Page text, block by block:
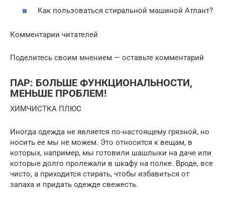
Как пользоваться стиральной машиной Атлант?
Комментарии читателей
Поделитесь своим мнением — оставьте комментарий
ПАР: БОЛЬШЕ ФУНКЦИОНАЛЬНОСТИ,
МЕНЬШЕ ПРОБЛЕМ!
ХИМЧИСТКА ПЛЮС
Иногда одежда не является по-настоящему грязной, но
носить ее мы не можем. Это относится к вещам, в
которых, например, мы готовили шашлыки на даче или
которые долго пролежали в шкафу на полке. Вроде, все
чисто, а приходится стирать, чтобы избавиться от
запаха и придать одежде свежесть.